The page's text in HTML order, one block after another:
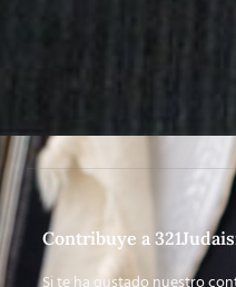
Contribuye a